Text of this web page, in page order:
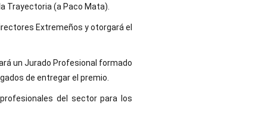
Trayectoria (a Paco Mata).
Extremeños y otorgará el
un Jurado Profesional formado
de entregar el premio.
del sector para los